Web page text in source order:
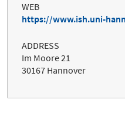
WEB
https://www.ish.uni-
ADDRESS
Im Moore 21
30167 Hannover